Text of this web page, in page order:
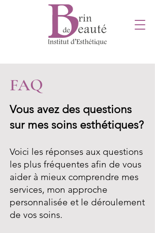
FAQ
Vous avez des questions
sur mes soins esthétiques?
Voici les réponses aux questions
les plus fréquentes afin de vous
aider à mieux comprendre mes
services, mon approche
personnalisée et le déroulement
de vos soins.